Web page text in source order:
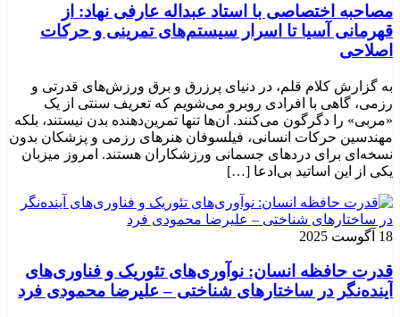
مصاحبه اختصاصی با استاد عبداله عارفی نهاد: از
قهرمانی آسیا تا اسرار سیستم‌های تمرینی و حرکات
اصلاحی
به گزارش کلام قلم، در دنیای پرزرق و برق ورزش‌های قدرتی و
رزمی، گاهی با افرادی روبرو می‌شویم که تعریف سنتی از یک
«مربی» را دگرگون می‌کنند. آن‌ها تنها تمرین‌دهنده بدن نیستند، بلکه
مهندسین حرکات انسانی، فیلسوفان هنرهای رزمی و پزشکان بدون
نسخه‌ای برای دردهای جسمانی ورزشکاران هستند. امروز میزبان
یکی از این اساتید بی‌ادعا […]
18 آگوست 2025
قدرت حافظه انسان: نوآوری‌های تئوریک و فناوری‌های
آینده‌نگر در ساختارهای شناختی – علیرضا محمودی فرد